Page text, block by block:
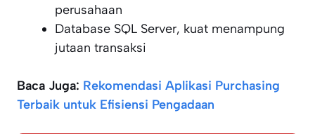
perusahaan
Database SQL Server, kuat menampung
jutaan transaksi
Baca Juga: Rekomendasi Aplikasi Purchasing
Terbaik untuk Efisiensi Pengadaan